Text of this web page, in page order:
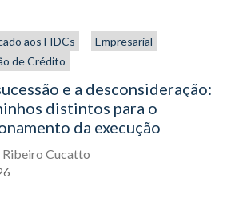
aos FIDCs
Empresarial
de Crédito
e a desconsideração:
distintos para o
da execução
Ribeiro Cucatto